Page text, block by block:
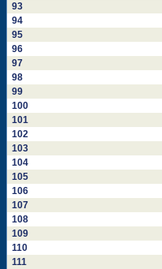
93
94
95
96
97
98
99
100
101
102
103
104
105
106
107
108
109
110
111